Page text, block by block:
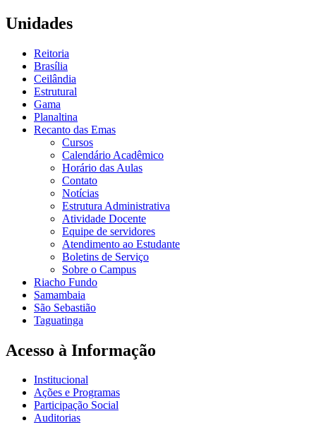
Unidades
Reitoria
Brasília
Ceilândia
Estrutural
Gama
Planaltina
Recanto das Emas
Cursos
Calendário Acadêmico
Horário das Aulas
Contato
Notícias
Estrutura Administrativa
Atividade Docente
Equipe de servidores
Atendimento ao Estudante
Boletins de Serviço
Sobre o Campus
Riacho Fundo
Samambaia
São Sebastião
Taguatinga
Acesso à Informação
Institucional
Ações e Programas
Participação Social
Auditorias